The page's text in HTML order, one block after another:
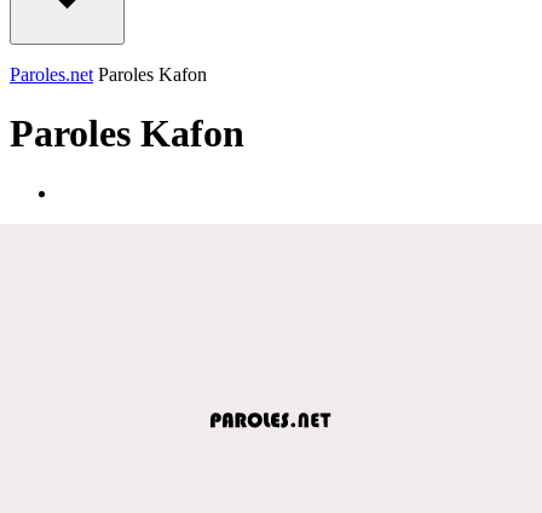
Paroles.net Paroles Kafon
Paroles Kafon